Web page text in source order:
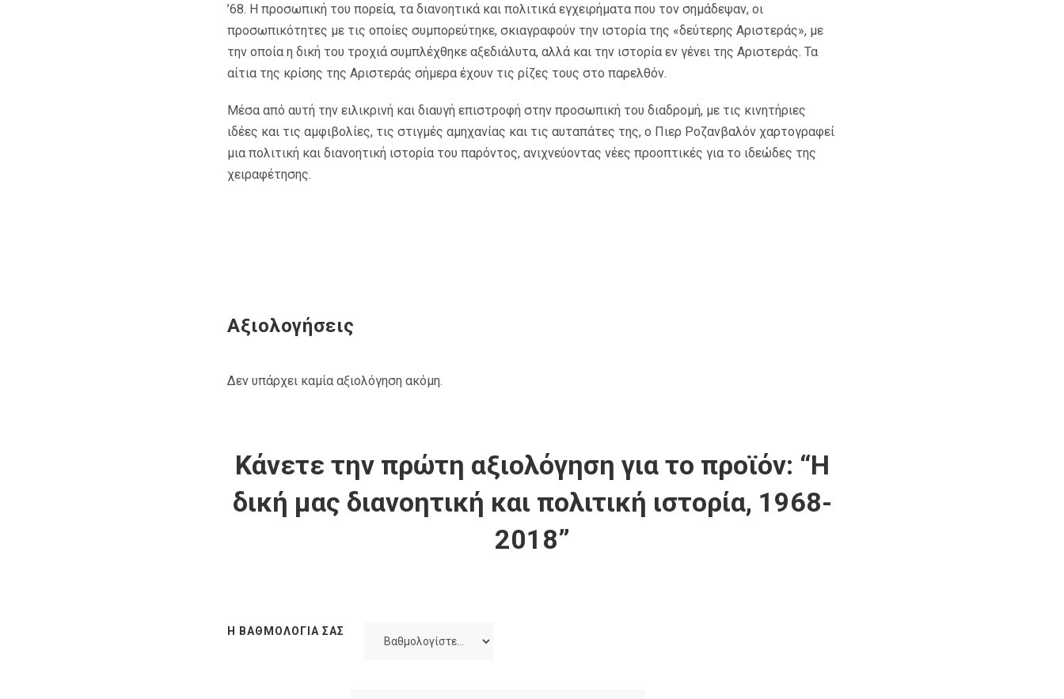
’68. Η προσωπική του πορεία, τα διανοητικά και πολιτικά εγχειρήματα που τον σημάδεψαν, οι
προσωπικότητες με τις οποίες συμπορεύτηκε, σκιαγραφούν την ιστορία της «δεύτερης Αριστεράς», με
την οποία η δική του τροχιά συμπλέχθηκε αξεδιάλυτα, αλλά και την ιστορία εν γένει της Αριστεράς. Τα
αίτια της κρίσης της Αριστεράς σήμερα έχουν τις ρίζες τους στο παρελθόν.
Μέσα από αυτή την ειλικρινή και διαυγή επιστροφή στην προσωπική του διαδρομή, με τις κινητήριες
ιδέες και τις αμφιβολίες, τις στιγμές αμηχανίας και τις αυταπάτες της, ο Πιερ Ροζανβαλόν χαρτογραφεί
μια πολιτική και διανοητική ιστορία του παρόντος, ανιχνεύοντας νέες προοπτικές για το ιδεώδες της
χειραφέτησης.
Αξιολογήσεις
Δεν υπάρχει καμία αξιολόγηση ακόμη.
Κάνετε την πρώτη αξιολόγηση για το προϊόν: “Η
δική μας διανοητική και πολιτική ιστορία, 1968-
2018”
Η ΒΑΘΜΟΛΟΓΊΑ ΣΑΣ